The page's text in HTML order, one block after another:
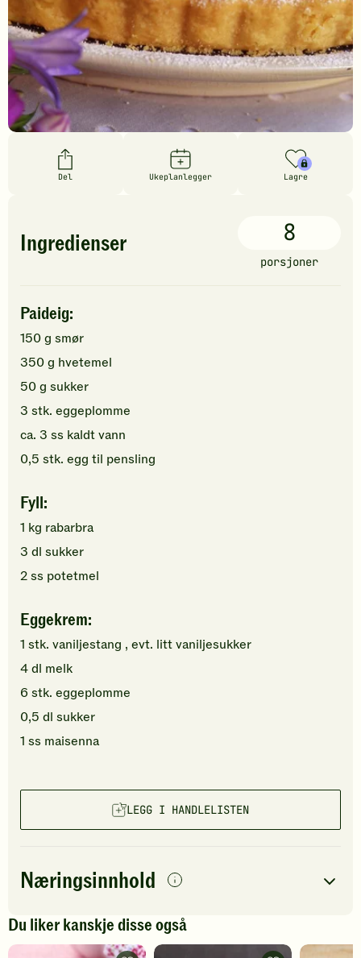
Del Ukeplanlegger Lagre
Ingredienser 8
porsjoner
Paideig:
150g smør
350g hvetemel
50g sukker
3 stk. eggeplomme
ca. 3 ss kaldtvann
0,5 stk. egg til pensling
Fyll:
1 kg rabarbra
3 dl sukker
2ss potetmel
Eggekrem:
1 stk. vaniljestang , evt. litt vaniljesukker
4dl melk
6 stk. eggeplomme
0,5 dl sukker
1 ss maisenna
LEGG I HANDLELISTEN
Næringsinnhold
per porsjon
Navn på
antall
Energi 586kcal
Du liker kanskje disse også